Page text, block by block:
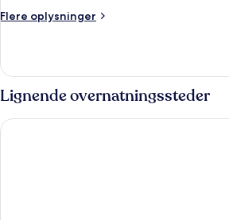
Flere oplysninger
Flere
Lignende overnatningssteder
Hotel Indigo Bali Seminyak Beach by IHG